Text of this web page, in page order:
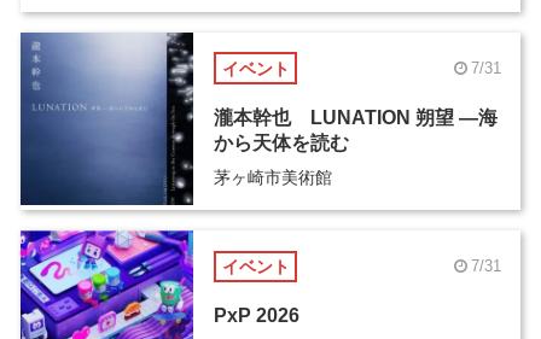
イベント 7/31
瀧本幹也 LUNATION 朔望 ―海
から天体を読む
茅ヶ崎市美術館
イベント 7/31
PxP 2026